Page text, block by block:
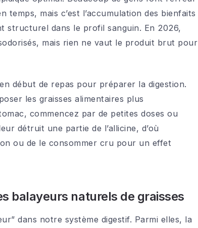
temps, mais c’est l’accumulation des bienfaits
structurel dans le profil sanguin. En 2026,
mais rien ne vaut le produit brut pour
début de repas pour préparer la digestion.
les graisses alimentaires plus
commencez par de petites doses ou
détruit une partie de l’allicine, d’où
ou de le consommer cru pour un effet
balayeurs naturels de graisses
dans notre système digestif. Parmi elles, la